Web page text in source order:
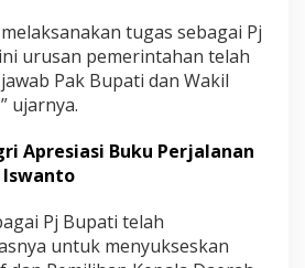
tugas sebagai Pj
urusan pemerintahan telah
Pak Bupati dan Wakil
ujarnya.
Apresiasi Buku Perjalanan
Iswanto
Pj Bupati telah
untuk menyukseskan